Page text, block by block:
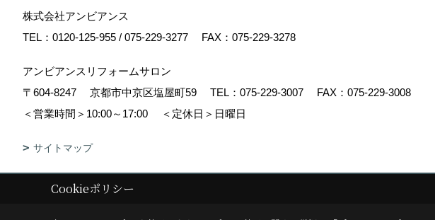
株式会社アンビアンス
TEL： 0120-125-955 / 075-229-3277 FAX：075-229-3278
アンビアンスリフォームサロン
〒604-8247
京都市中京区塩屋町59 TEL： 075-229-3007
FAX：075-229-3008
＜営業時間＞10:00～17:00
＜定休日＞日曜日
サイトマップ
Copyright (c) Ambiance Co.,Ltd. All Rights Reserved.
Cookieポリシー